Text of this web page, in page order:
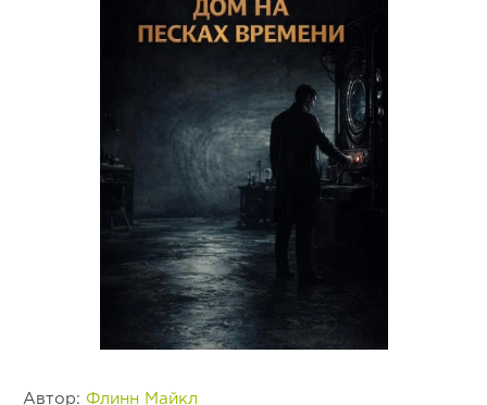
Автор: Флинн Майкл